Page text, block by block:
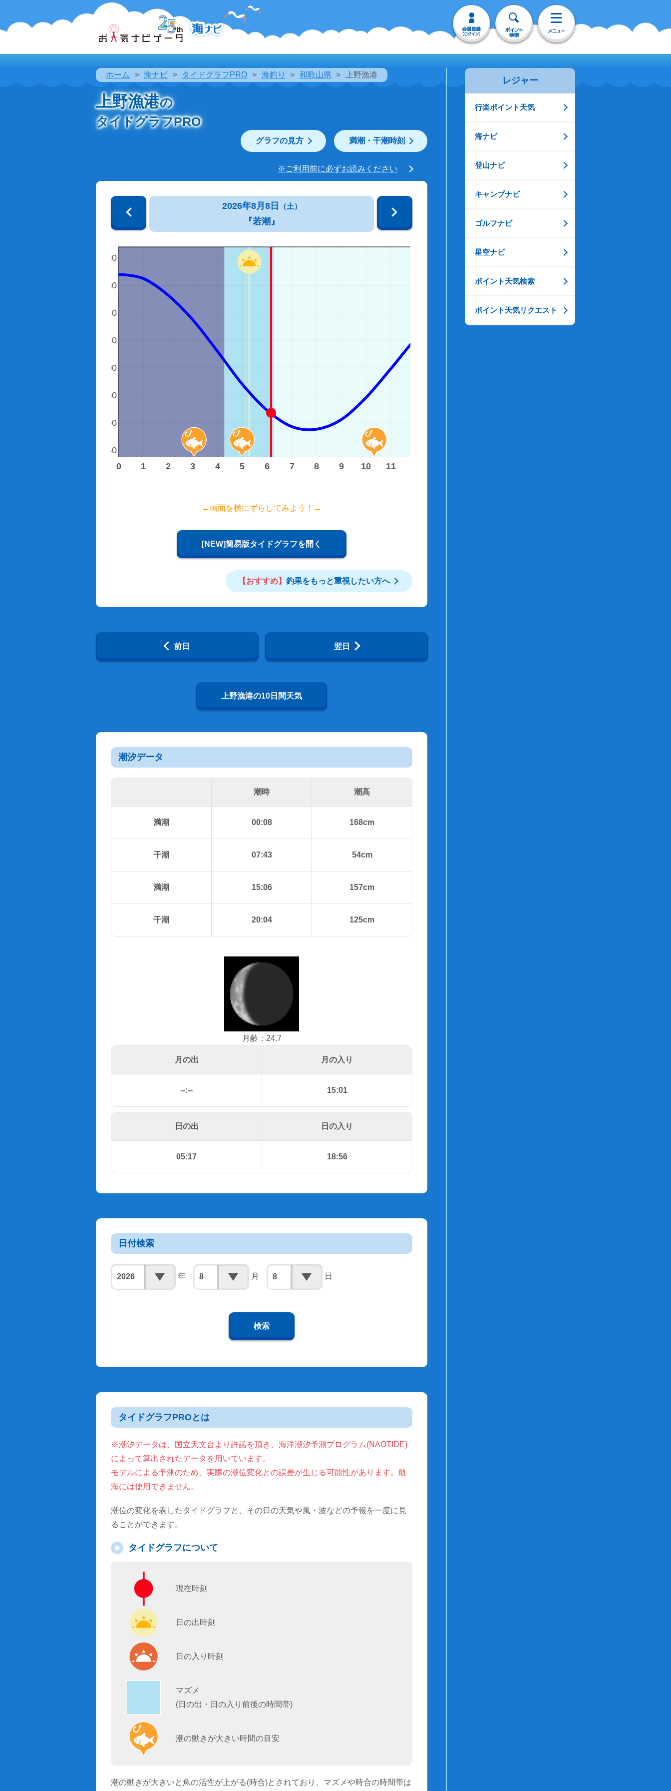
ホーム 海ナビ タイドグラフPRO 海釣り 和歌山県 上野漁港
上野漁港の
タイドグラフPRO
グラフの見方 満潮・干潮時刻
※ご利用前に必ずお読みください
2026年8月8日 （土）
『若潮』
0 1 2 3 4 5 6 7 8 9 10 11
40
60
80
100
120
140
160
180
←画面を横にずらしてみよう！→
[NEW]簡易版タイドグラフを開く
【おすすめ】 釣果をもっと重視したい方へ
前日 翌日
上野漁港の10日間天気
潮汐データ
潮時 潮高
満潮 00:08 168cm
干潮 07:43 54cm
満潮 15:06 157cm
干潮 20:04 125cm
月齢：24.7
月の出 月の入り
--:-- 15:01
日の出 日の入り
05:17 18:56
日付検索
年 月 日
検索
タイドグラフPROとは
※潮汐データは、国立天文台より許諾を頂き、海洋潮汐予測プログラム(NAOTIDE)
によって算出されたデータを用いています。
モデルによる予測のため、実際の潮位変化との誤差が生じる可能性があります。航
海には使用できません。
潮位の変化を表したタイドグラフと、その日の天気や風・波などの予報を一度に見
ることができます。
タイドグラフについて
現在時刻
日の出時刻
日の入り時刻
マズメ
(日の出・日の入り前後の時間帯)
潮の動きが大きい時間の目安
潮の動きが大きいと魚の活性が上がる(時合)とされており、マズメや時合の時間帯は
レジャー
行楽ポイント天気
海ナビ
登山ナビ
キャンプナビ
ゴルフナビ
星空ナビ
ポイント天気検索
ポイント天気リクエスト